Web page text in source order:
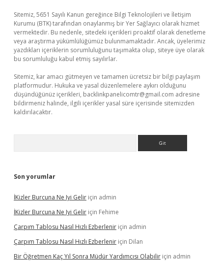
Sitemiz, 5651 Sayılı Kanun gereğince Bilgi Teknolojileri ve İletişim
Kurumu (BTK) tarafından onaylanmış bir Yer Sağlayıcı olarak hizmet
vermektedir. Bu nedenle, sitedeki içerikleri proaktif olarak denetleme
veya araştırma yükümlülüğümüz bulunmamaktadır. Ancak, üyelerimiz
yazdıkları içeriklerin sorumluluğunu taşımakta olup, siteye üye olarak
bu sorumluluğu kabul etmiş sayılırlar.
Sitemiz, kar amacı gütmeyen ve tamamen ücretsiz bir bilgi paylaşım
platformudur. Hukuka ve yasal düzenlemelere aykırı olduğunu
düşündüğünüz içerikleri, backlinkpanelicomtr@gmail.com adresine
bildirmeniz halinde, ilgili içerikler yasal süre içerisinde sitemizden
kaldırılacaktır.
Son yorumlar
İKizler Burcuna Ne Iyi Gelir için admin
İKizler Burcuna Ne Iyi Gelir için Fehime
Çarpım Tablosu Nasıl Hızlı Ezberlenir için admin
Çarpım Tablosu Nasıl Hızlı Ezberlenir için Dilan
Bir Öğretmen Kaç Yıl Sonra Müdür Yardımcısı Olabilir için admin